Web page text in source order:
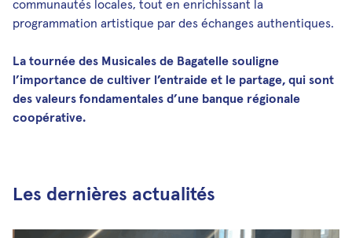
communautés locales, tout en enrichissant la
programmation artistique par des échanges authentiques.
La tournée des Musicales de Bagatelle souligne
l’importance de cultiver l’entraide et le partage, qui sont
des valeurs fondamentales d’une banque régionale
coopérative.
Les dernières actualités